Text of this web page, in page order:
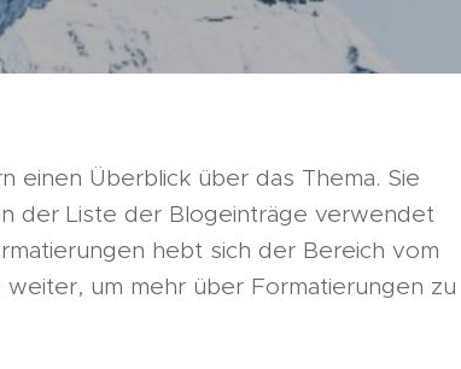
einen Überblick über das Thema. Sie
der Liste der Blogeinträge verwendet
hebt sich der Bereich vom
um mehr über Formatierungen zu